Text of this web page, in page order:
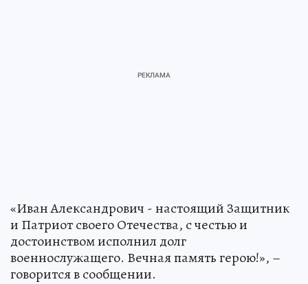
«Иван Александрович - настоящий Защитник
и Патриот своего Отечества, с честью и
достоинством исполнил долг
военнослужащего. Вечная память герою!», –
говорится в сообщении.